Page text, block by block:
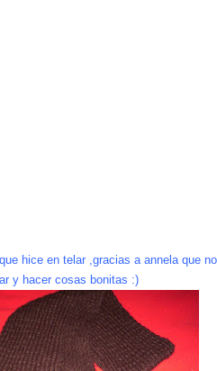
hice en telar ,gracias a annela que
y hacer cosas bonitas :)